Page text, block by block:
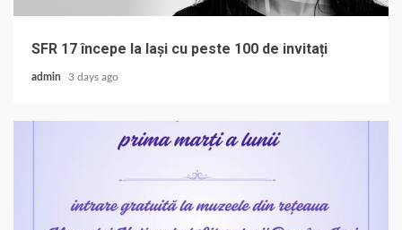
SFR 17 începe la Iași cu peste 100 de invitați
admin 3 days ago